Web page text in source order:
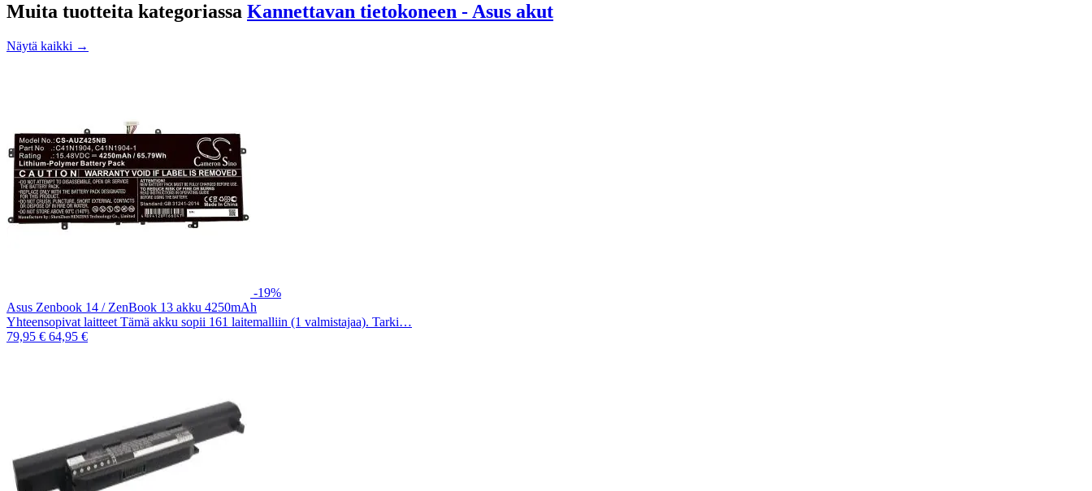
Muita tuotteita kategoriassa Kannettavan tietokoneen - Asus akut
Näytä kaikki →
-19%
Asus Zenbook 14 / ZenBook 13 akku 4250mAh
Yhteensopivat laitteet Tämä akku sopii 161 laitemalliin (1 valmistajaa). Tarki…
79,95 € 64,95 €